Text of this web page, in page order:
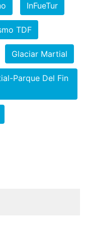
InFueTur
TDF
Glaciar Martial
Parque Del Fin